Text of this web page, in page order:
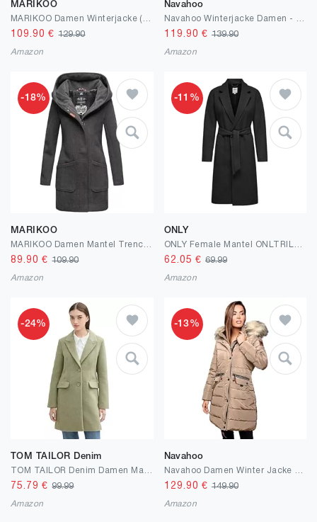
MARIKOO
109.90 €129.90
Amazon
Navahoo
119.90 € 139.90
Amazon
-18%
MARIKOO
89.90 €109.90
Amazon
-11%
ONLY
62.05 € 69.99
Amazon
-24%
TOM TAILOR Denim
75.79 €99.99
Amazon
-13%
Navahoo
129.90 € 149.90
Amazon